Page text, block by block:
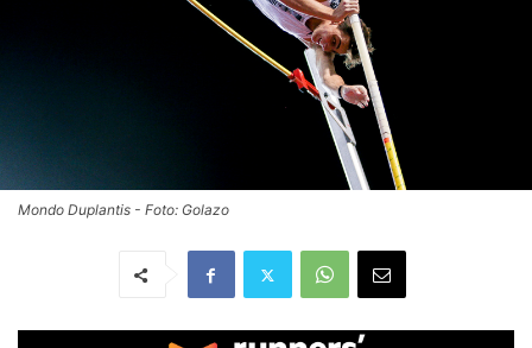
Mondo Duplantis - Foto: Golazo